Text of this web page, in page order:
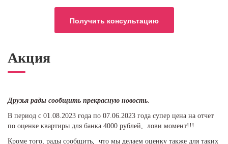
Акция
Друзья рады сообщить прекрасную новость
В период с 01.08.2023 года по 07.06.2023 года супер цена на отчет
по оценке квартиры для банка 4000 рублей, лови момент!!!
Кроме того, рады сообщить, что мы делаем оценку также для таких